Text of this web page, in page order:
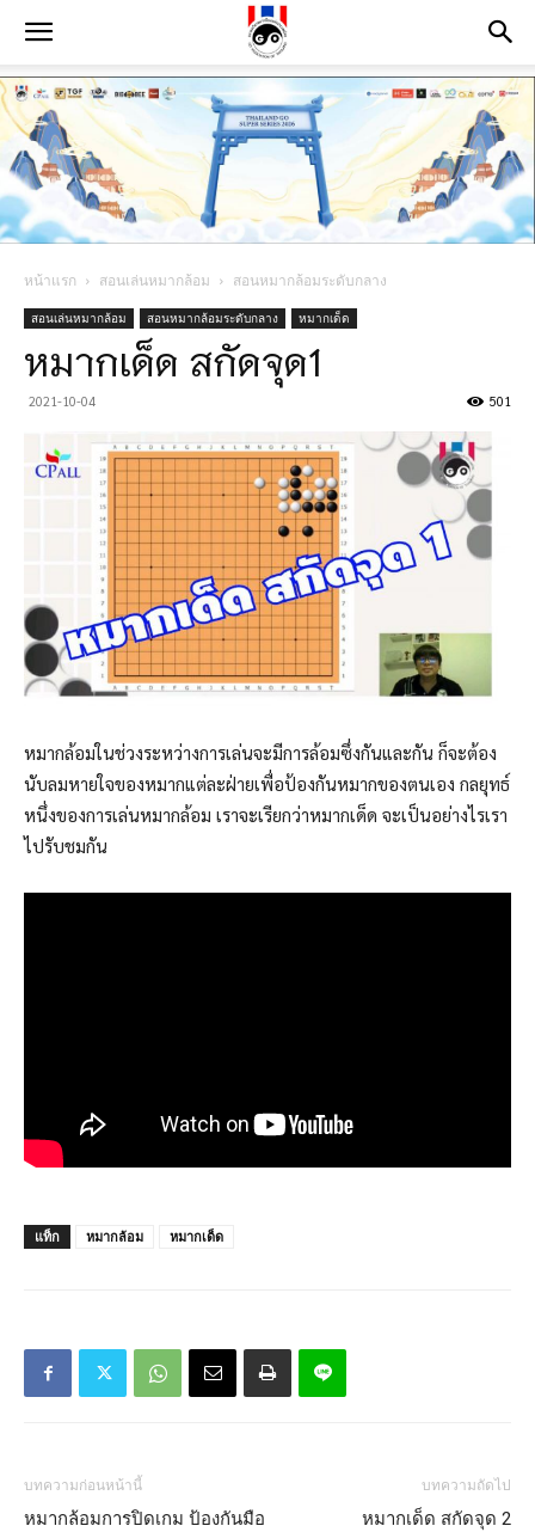
หน้าแรก สอนเล่นหมากล้อม สอนหมากล้อมระดับกลาง
สอนเล่นหมากล้อม สอนหมากล้อมระดับกลาง หมากเด็ด
หมากเด็ด สกัดจุด1
2021-10-04 501
หมากล้อมในช่วงระหว่างการเล่นจะมีการล้อมซึ่งกันและกัน ก็จะต้อง
นับลมหายใจของหมากแต่ละฝ่ายเพื่อป้องกันหมากของตนเอง กลยุทธ์
หนึ่งของการเล่นหมากล้อม เราจะเรียกว่าหมากเด็ด จะเป็นอย่างไรเรา
ไปรับชมกัน
แท็ก หมากล้อม หมากเด็ด
บทความก่อนหน้านี้
หมากล้อมการปิดเกม ป้องกันมือ
บทความถัดไป
หมากเด็ด สกัดจุด 2